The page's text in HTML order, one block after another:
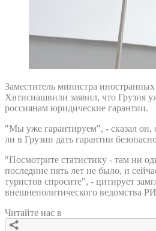
Заместитель министра
Хвтисиашвили заявил, что Грузия
россиянам юридические гарантии.
"Мы уже гарантируем", - сказал он,
ли в Грузии дать гарантии
"Посмотрите статистику - там ни
последние пять лет не было, и
туристов спросите", - цитирует
внешнеполитического ведомства
Читайте нас в